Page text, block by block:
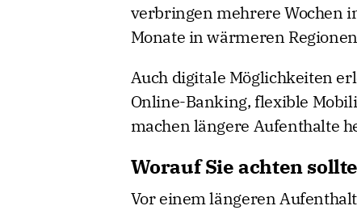
verbringen mehrere Wochen
Monate in wärmeren
Auch digitale Möglichkeiten
Online-Banking, flexible
machen längere Aufenthalte
Worauf Sie achten
Vor einem längeren